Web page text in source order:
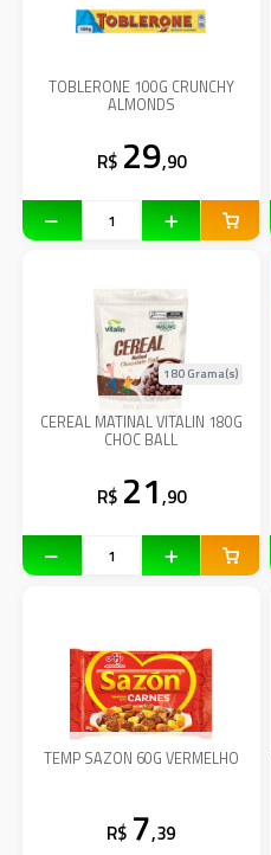
TOBLERONE 100G CRUNCHY
ALMONDS
R$ 29,90
CEREAL MATINAL VITALIN 180G
CHOC BALL
180 Grama(s)
R$ 21,90
TEMP SAZON 60G VERMELHO
R$ 7,39